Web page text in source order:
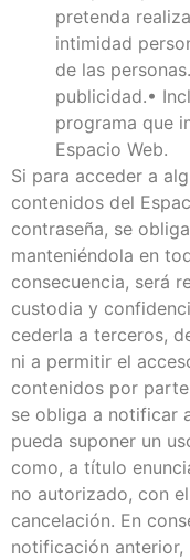
pretenda
intimidad
de las
publicidad.•
programa que
Espacio Web.
Si para acceder a
contenidos del
contraseña, se
manteniéndola en
consecuencia, será
custodia y
cederla a terceros,
ni a permitir el
contenidos por
se obliga a notificar
pueda suponer un
como, a título
no autorizado, con
cancelación. En
notificación anterior,